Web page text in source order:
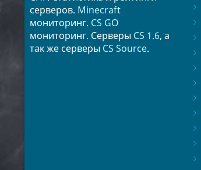
серверов. Minecraft
мониторинг. CS GO
мониторинг. Серверы CS 1.6, а
так же серверы CS Source.